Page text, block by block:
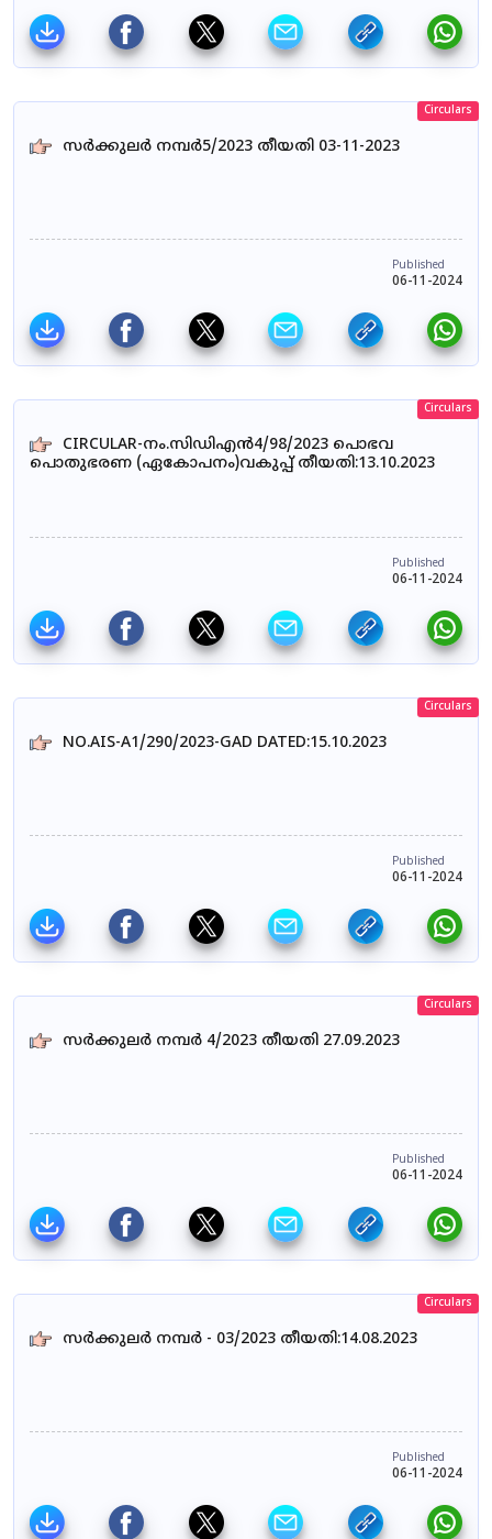
Circulars
സർക്കുലർ നമ്പർ5/2023 തീയതി 03-11-2023
Published
06-11-2024
Circulars
CIRCULAR-നം.സിഡിഎൻ4/98/2023 പൊഭവ
പൊതുഭരണ (ഏകോപനം)വകുപ്പ് തീയതി:13.10.2023
Published
06-11-2024
Circulars
NO.AIS-A1/290/2023-GAD DATED:15.10.2023
Published
06-11-2024
Circulars
സർക്കുലർ നമ്പർ 4/2023 തീയതി 27.09.2023
Published
06-11-2024
Circulars
സർക്കുലർ നമ്പർ - 03/2023 തീയതി:14.08.2023
Published
06-11-2024